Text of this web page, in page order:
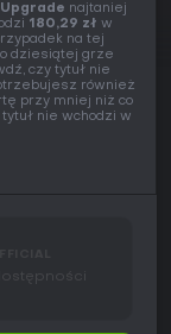
najtaniej
180,29 zł w
na tej
dziesiątej grze
czy tytuł nie
również
przy mniej niż co
nie wchodzi w